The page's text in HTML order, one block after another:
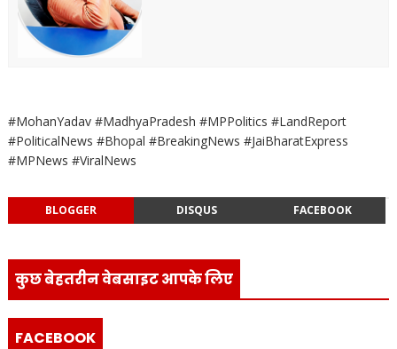
#MohanYadav #MadhyaPradesh #MPPolitics #LandReport
#PoliticalNews #Bhopal #BreakingNews #JaiBharatExpress
#MPNews #ViralNews
BLOGGER DISQUS FACEBOOK
कुछ बेहतरीन वेबसाइट आपके लिए
FACEBOOK